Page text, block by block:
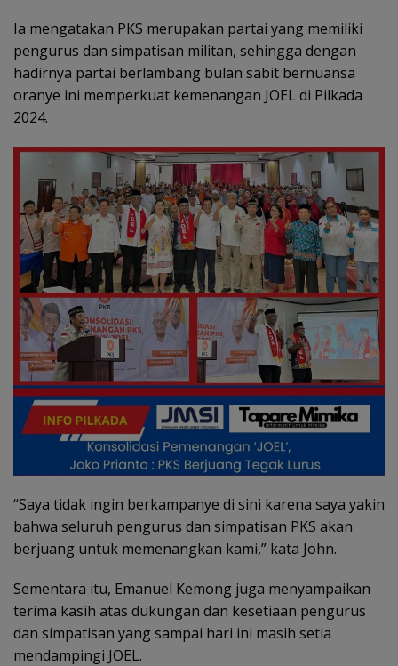
Ia mengatakan PKS merupakan partai yang memiliki
pengurus dan simpatisan militan, sehingga dengan
hadirnya partai berlambang bulan sabit bernuansa
oranye ini memperkuat kemenangan JOEL di Pilkada
2024.
“Saya tidak ingin berkampanye di sini karena saya yakin
bahwa seluruh pengurus dan simpatisan PKS akan
berjuang untuk memenangkan kami,” kata John.
Sementara itu, Emanuel Kemong juga menyampaikan
terima kasih atas dukungan dan kesetiaan pengurus
dan simpatisan yang sampai hari ini masih setia
mendampingi JOEL.